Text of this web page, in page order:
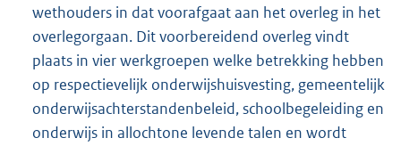
wethouders in dat voorafgaat aan het overleg in het
overlegorgaan. Dit voorbereidend overleg vindt
plaats in vier werkgroepen welke betrekking hebben
op respectievelijk onderwijshuisvesting, gemeentelijk
onderwijsachterstandenbeleid, schoolbegeleiding en
onderwijs in allochtone levende talen en wordt